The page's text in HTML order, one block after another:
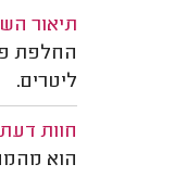
תיאור
ליטרים.
חוות
הוא